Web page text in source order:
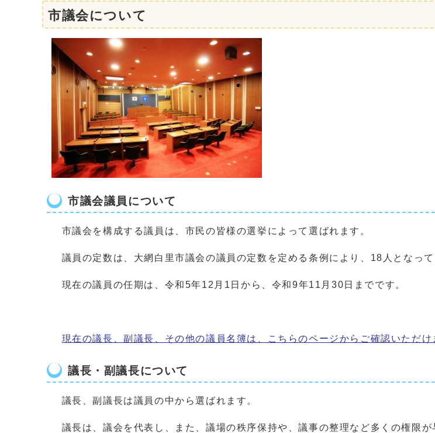
市議会について
市議会議員について
市議会を構成する議員は、市民の皆様の選挙によって選ばれます。
議員の定数は、大網白里市議会の議員の定数を定める条例により、18人となって
現在の議員の任期は、令和5年12月1日から、令和9年11月30日までです。
現在の議長、副議長、その他の議員名簿は、こちらのページからご確認いただけ
議長・副議長について
議長、副議長は議員の中から選ばれます。
議長は、議会を代表し、また、議場の秩序保持や、議事の整理など多くの権限が